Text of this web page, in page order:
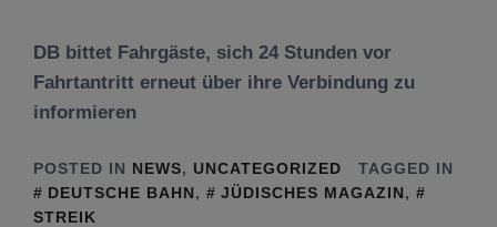
DB bittet Fahrgäste, sich 24 Stunden vor
Fahrtantritt erneut über ihre Verbindung zu
informieren
POSTED IN NEWS, UNCATEGORIZED
TAGGED IN
DEUTSCHE BAHN, JÜDISCHES MAGAZIN,
STREIK